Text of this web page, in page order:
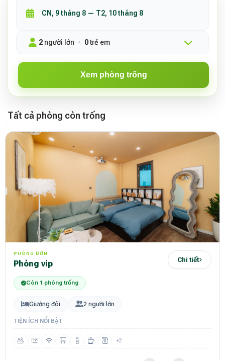
2 người lớn 0trẻ em
Xem phòng trống
Tất cả phòng còn trống
PHÒNG ĐƠN
phòng vip Chi tiết
Còn 1 phòng trống
Giường đôi 2 người lớn
TIỆN ÍCH NỔI BẬT
+2